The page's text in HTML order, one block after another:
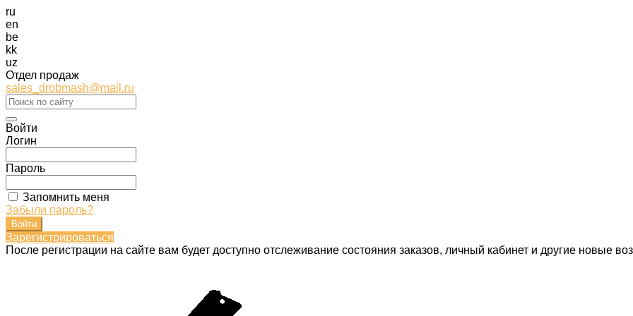
ru
en
be
kk
uz
Отдел продаж
sales_drobmash@mail.ru
Войти
Логин
Пароль
Запомнить меня
Забыли пароль?
Зарегистрироваться
После регистрации на сайте вам будет доступно отслеживание состояния заказов, личный кабинет и другие новые